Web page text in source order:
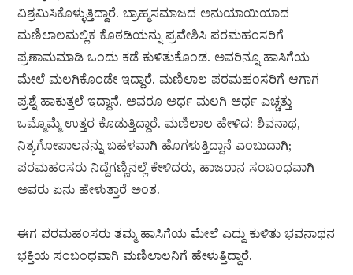
ವಿಶ್ರಮಿಸಿಕೊಳ್ಳುತ್ತಿದ್ದಾರೆ. ಬ್ರಾಹ್ಮಸಮಾಜದ ಅನುಯಾಯಿಯಾದ
ಮಣಿಲಾಲಮಲ್ಲಿಕ ಕೊಠಡಿಯನ್ನು ಪ್ರವೇಶಿಸಿ ಪರಮಹಂಸರಿಗೆ
ಪ್ರಣಾಮಮಾಡಿ ಒಂದು ಕಡೆ ಕುಳಿತುಕೊಂಡ. ಅವರಿನ್ನೂ ಹಾಸಿಗೆಯ
ಮೇಲೆ ಮಲಗಿಕೊಂಡೇ ಇದ್ದಾರೆ. ಮಣಿಲಾಲ ಪರಮಹಂಸರಿಗೆ ಆಗಾಗ
ಪ್ರಶ್ನೆ ಹಾಕುತ್ತಲೆ ಇದ್ದಾನೆ. ಅವರೂ ಅರ್ಧ ಮಲಗಿ ಅರ್ಧ ಎಚ್ಚತ್ತು
ಒಮ್ಮೊಮ್ಮೆ ಉತ್ತರ ಕೊಡುತ್ತಿದ್ದಾರೆ. ಮಣಿಲಾಲ ಹೇಳಿದ: ಶಿವನಾಥ,
ನಿತ್ಯಗೋಪಾಲನನ್ನು ಬಹಳವಾಗಿ ಹೊಗಳುತ್ತಿದ್ದಾನೆ ಎಂಬುದಾಗಿ;
ಪರಮಹಂಸರು ನಿದ್ದೆಗಣ್ಣಿನಲ್ಲೆ ಕೇಳಿದರು, ಹಾಜರಾನ ಸಂಬಂಧವಾಗಿ
ಅವರು ಏನು ಹೇಳುತ್ತಾರೆ ಅಂತ.
ಈಗ ಪರಮಹಂಸರು ತಮ್ಮ ಹಾಸಿಗೆಯ ಮೇಲೆ ಎದ್ದು ಕುಳಿತು ಭವನಾಥನ
ಭಕ್ತಿಯ ಸಂಬಂಧವಾಗಿ ಮಣಿಲಾಲನಿಗೆ ಹೇಳುತ್ತಿದ್ದಾರೆ.